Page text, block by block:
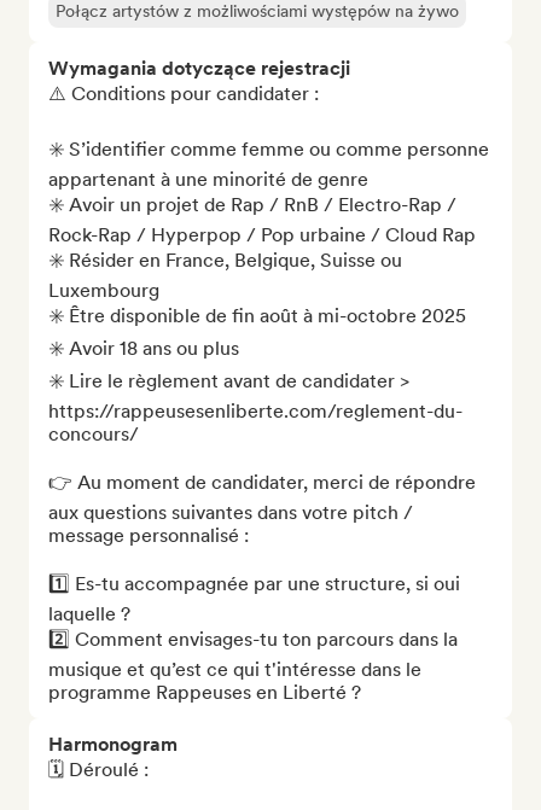
Połącz artystów z możliwościami występów na żywo
Wymagania dotyczące rejestracji
⚠️ Conditions pour candidater :
✳️ S’identifier comme femme ou comme personne
appartenant à une minorité de genre
✳️ Avoir un projet de Rap / RnB / Electro-Rap /
Rock-Rap / Hyperpop / Pop urbaine / Cloud Rap
✳️ Résider en France, Belgique, Suisse ou
Luxembourg
✳️ Être disponible de fin août à mi-octobre 2025
✳️ Avoir 18 ans ou plus
✳️ Lire le règlement avant de candidater >
https://rappeusesenliberte.com/reglement-du-
concours/
👉 Au moment de candidater, merci de répondre
aux questions suivantes dans votre pitch /
message personnalisé :
1️⃣ Es-tu accompagnée par une structure, si oui
laquelle ?
2️⃣ Comment envisages-tu ton parcours dans la
musique et qu’est ce qui t'intéresse dans le
programme Rappeuses en Liberté ?
Harmonogram
🗓️ Déroulé :